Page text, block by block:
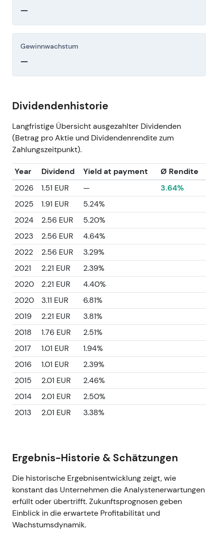
—
Gewinnwachstum
—
Dividendenhistorie
Langfristige Übersicht ausgezahlter Dividenden
(Betrag pro Aktie und Dividendenrendite zum
Zahlungszeitpunkt).
Year Dividend Yield at payment
Ø Rendite
2026
1.51 EUR —
3.64%
2025
1.91 EUR
5.24%
2024
2.56 EUR
5.20%
2023
2.56 EUR
4.64%
2022
2.56 EUR
3.29%
2021
2.21 EUR
2.39%
2020
2.21 EUR
4.40%
2020
3.11 EUR
6.81%
2019
2.21 EUR
3.81%
2018
1.76 EUR
2.51%
2017
1.01 EUR
1.94%
2016
1.01 EUR
2.39%
2015
2.01 EUR
2.46%
2014
2.01 EUR
2.50%
2013
2.01 EUR 3.38%
Ergebnis-Historie & Schätzungen
Die historische Ergebnisentwicklung zeigt, wie
konstant das Unternehmen die Analystenerwartungen
erfüllt oder übertrifft. Zukunftsprognosen geben
Einblick in die erwartete Profitabilität und
Wachstumsdynamik.